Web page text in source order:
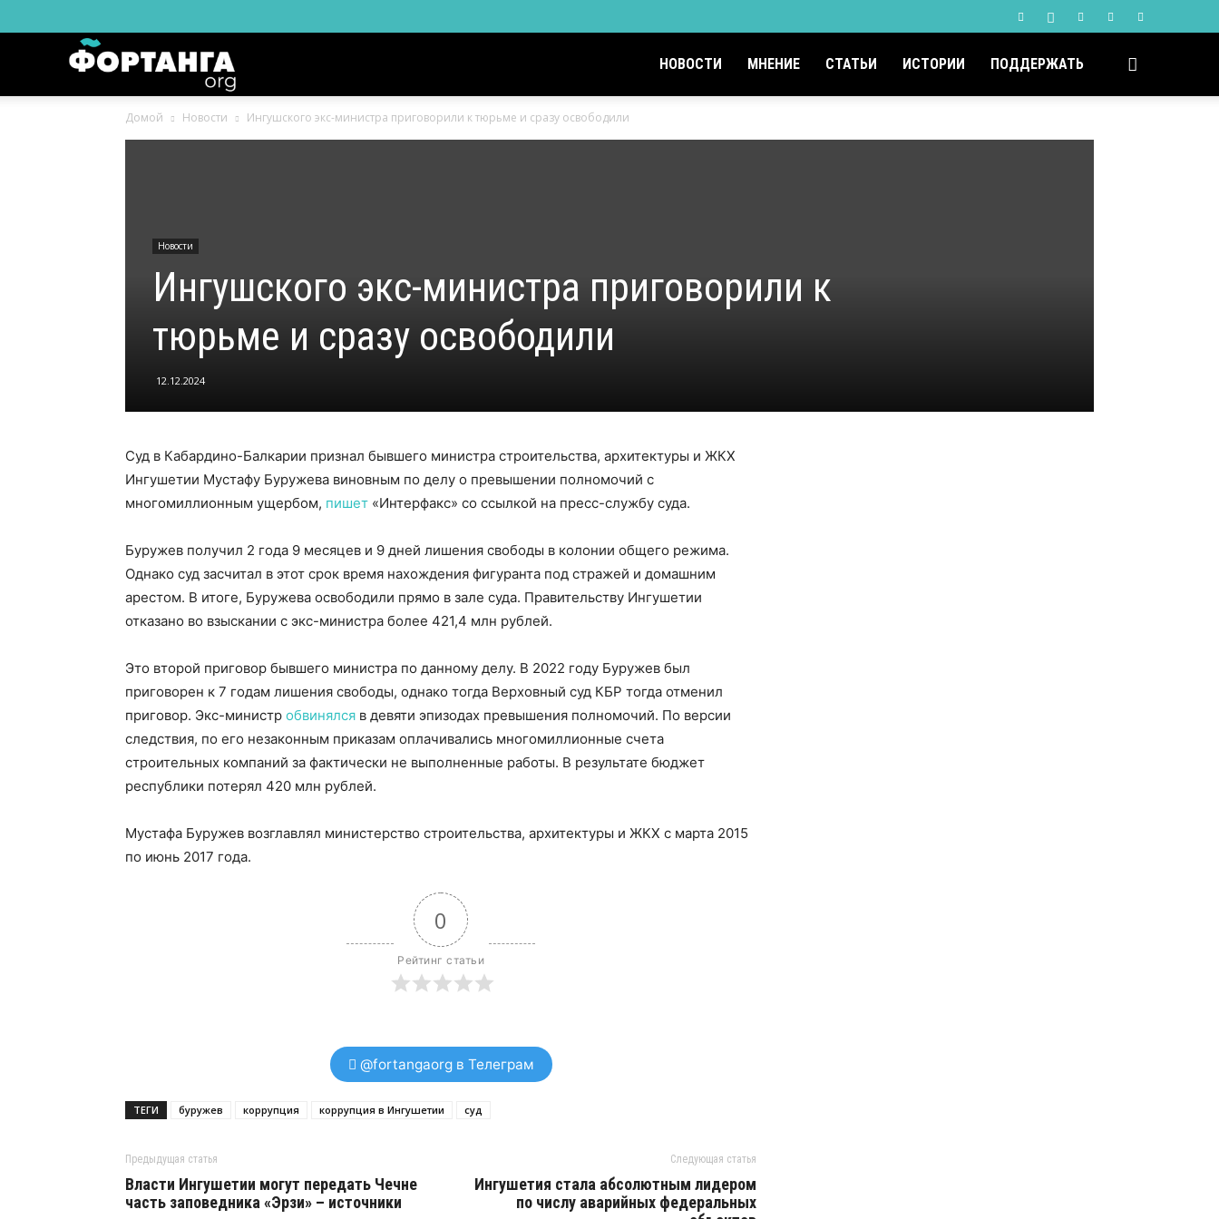
Ингушетии
НОВОСТИ МНЕНИЕ СТАТЬИ ИСТОРИИ ПОДДЕРЖАТЬ
Домой Новости Ингушского экс-министра приговорили к тюрьме и сразу освободили
Новости
Ингушского экс-министра приговорили к
тюрьме и сразу освободили
12.12.2024
Суд в Кабардино-Балкарии признал бывшего министра строительства, архитектуры и ЖКХ
Ингушетии Мустафу Буружева виновным по делу о превышении полномочий с
многомиллионным ущербом, пишет «Интерфакс» со ссылкой на пресс-службу суда.
Буружев получил 2 года 9 месяцев и 9 дней лишения свободы в колонии общего режима.
Однако суд засчитал в этот срок время нахождения фигуранта под стражей и домашним
арестом. В итоге, Буружева освободили прямо в зале суда. Правительству Ингушетии
отказано во взыскании с экс-министра более 421,4 млн рублей.
Это второй приговор бывшего министра по данному делу. В 2022 году Буружев был
приговорен к 7 годам лишения свободы, однако тогда Верховный суд КБР тогда отменил
приговор. Экс-министр обвинялся в девяти эпизодах превышения полномочий. По версии
следствия, по его незаконным приказам оплачивались многомиллионные счета
строительных компаний за фактически не выполненные работы. В результате бюджет
республики потерял 420 млн рублей.
Мустафа Буружев возглавлял министерство строительства, архитектуры и ЖКХ с марта 2015
по июнь 2017 года.
0
Рейтинг статьи
@fortangaorg в Телеграм
ТЕГИ буружев коррупция коррупция в Ингушетии суд
Предыдущая статья
Власти Ингушетии могут передать Чечне
часть заповедника «Эрзи» – источники
Следующая статья
Ингушетия стала абсолютным лидером
по числу аварийных федеральных